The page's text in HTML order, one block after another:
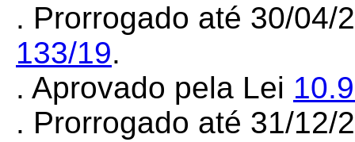
. Prorrogado até 30/04/
133/19.
. Aprovado pela Lei
. Prorrogado até 31/